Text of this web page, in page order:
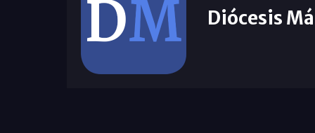
Diócesis